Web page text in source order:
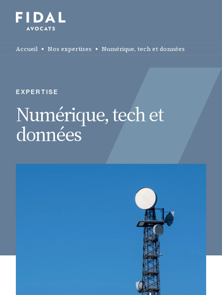
contenu
Accueil Nos expertises Numérique, tech et données
EXPERTISE
Numérique, tech et
données